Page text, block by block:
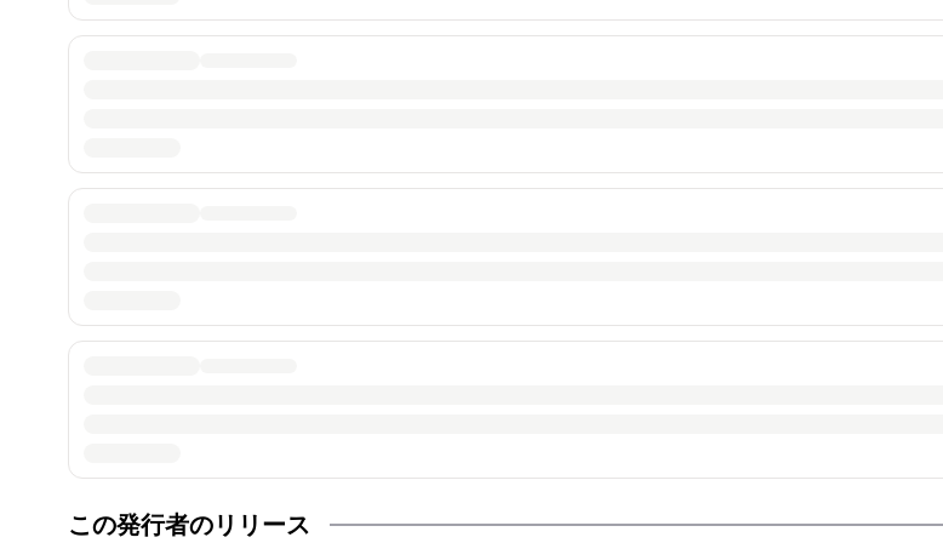
この発行者のリリース